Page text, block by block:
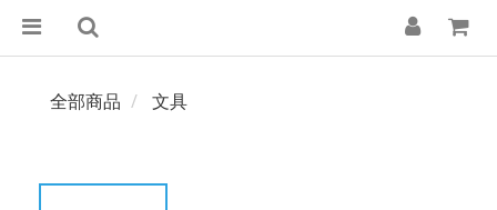
全部商品 文具